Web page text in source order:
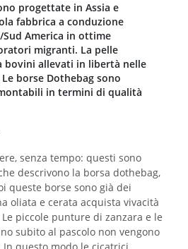
progettate in Assia e
fabbrica a conduzione
America in ottime
migranti. La pelle
bovini allevati in libertà nelle
borse Dothebag sono
in termini di qualità
senza tempo: questi sono
descrivono la borsa dothebag,
queste borse sono già dei
oliata e cerata acquista vivacità
piccole punture di zanzara e le
subito al pascolo non vengono